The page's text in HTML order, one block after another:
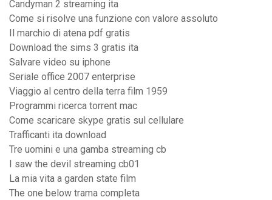
Candyman 2 streaming ita
Come si risolve una funzione con valore assoluto
Il marchio di atena pdf gratis
Download the sims 3 gratis ita
Salvare video su iphone
Seriale office 2007 enterprise
Viaggio al centro della terra film 1959
Programmi ricerca torrent mac
Come scaricare skype gratis sul cellulare
Trafficanti ita download
Tre uomini e una gamba streaming cb
I saw the devil streaming cb01
La mia vita a garden state film
The one below trama completa